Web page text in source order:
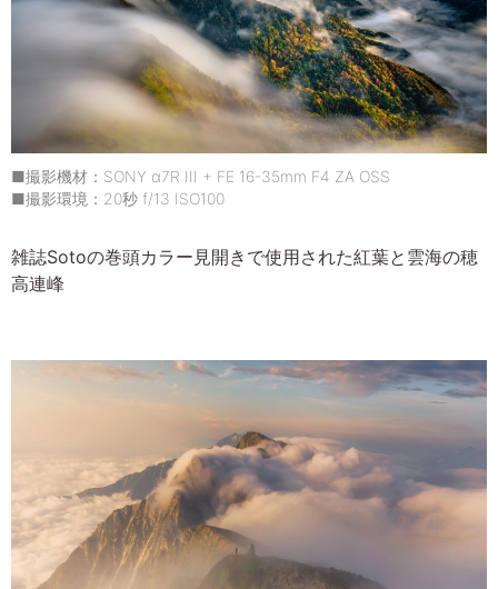
■撮影機材：SONY α7R III + FE 16-35mm F4 ZA OSS
■撮影環境：20秒 f/13 ISO100
雑誌Sotoの巻頭カラー見開きで使用された紅葉と雲海の穂
高連峰